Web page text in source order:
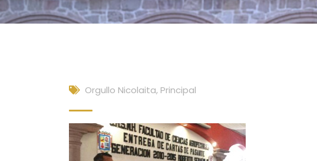
Orgullo Nicolaita, Principal